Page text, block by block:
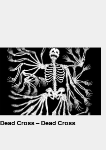
Dead Cross – Dead Cross